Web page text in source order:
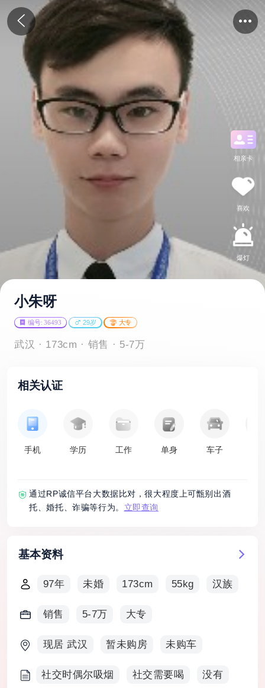
相亲卡
喜欢
爆灯
小朱呀
编号: 36493 29岁 大专
武汉 · 173cm · 销售 · 5-7万
相关认证
手机 学历 工作 单身 车子
通过RP诚信平台大数据比对，很大程度上可甑别出酒
托、婚托、诈骗等行为。 立即查询
基本资料
97年 未婚 173cm 55kg 汉族
销售 5-7万 大专
现居 武汉 暂未购房 未购车
社交时偶尔吸烟 社交需要喝 没有